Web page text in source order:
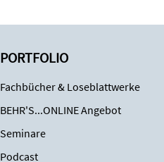
PORTFOLIO
Fachbücher & Loseblattwerke
BEHR'S...ONLINE Angebot
Seminare
Podcast